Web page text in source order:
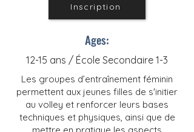
Inscription
Ages:
12-15 ans / École Secondaire 1-3
Les groupes d’entraînement féminin
permettent aux jeunes filles de s'initier
au volley et renforcer leurs bases
techniques et physiques, ainsi que de